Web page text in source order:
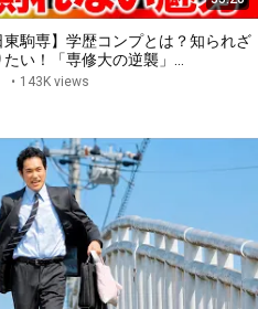
東駒専】学歴コンプとは？知られざ
い！「専修大の逆襲」
ンちvswakatte.TVふーみんvsニシ
• 143K views